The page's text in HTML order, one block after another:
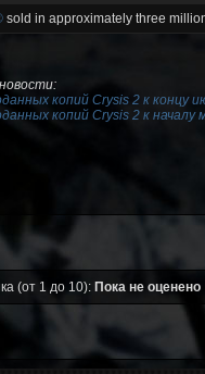
sold in approximately three
копий Crysis 2 к концу
копий Crysis 2 к началу
(от 1 до 10): Пока не оценено